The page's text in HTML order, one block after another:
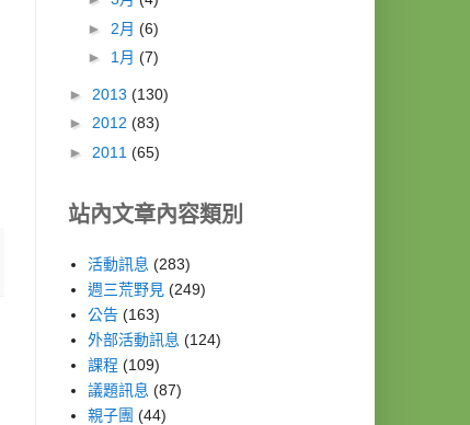
► 2月 (6)
► 1月 (7)
► 2013 (130)
► 2012 (83)
► 2011 (65)
站內文章內容類別
活動訊息 (283)
週三荒野見 (249)
公告 (163)
外部活動訊息 (124)
課程 (109)
議題訊息 (87)
親子團 (44)